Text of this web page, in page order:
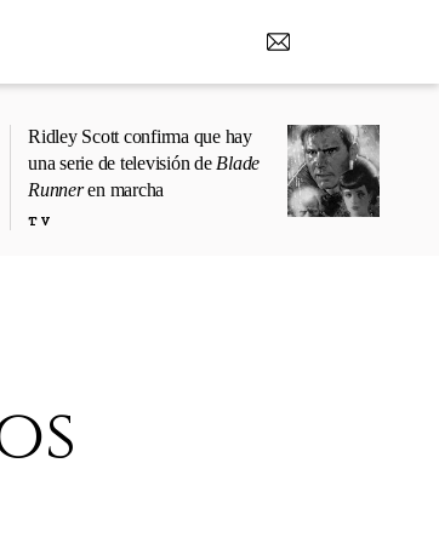
Ridley Scott confirma que hay
una serie de televisión de Blade
Runneren marcha
TV